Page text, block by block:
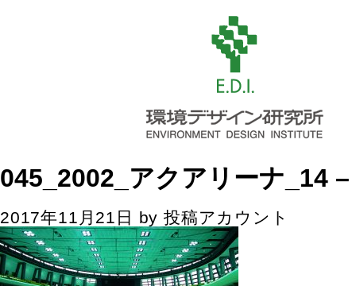
045_2002_アクアリーナ_14
2017年11月21日 by投稿アカウント